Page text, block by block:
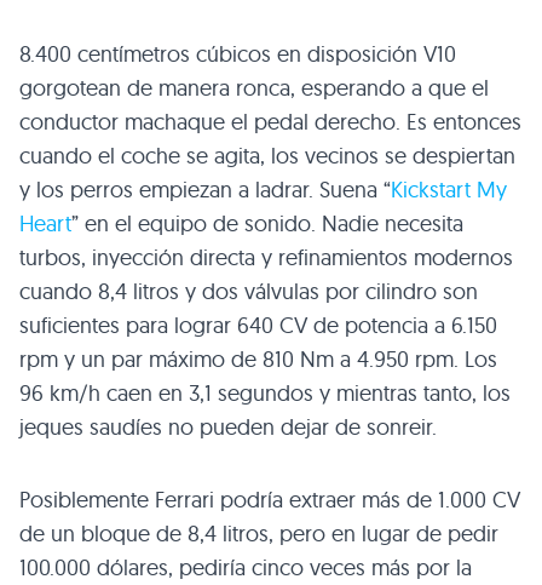
8.400 centímetros cúbicos en disposición V10
gorgotean de manera ronca, esperando a que el
conductor machaque el pedal derecho. Es entonces
cuando el coche se agita, los vecinos se despiertan
y los perros empiezan a ladrar. Suena “Kickstart My
Heart” en el equipo de sonido. Nadie necesita
turbos, inyección directa y refinamientos modernos
cuando 8,4 litros y dos válvulas por cilindro son
suficientes para lograr 640 CV de potencia a 6.150
rpm y un par máximo de 810 Nm a 4.950 rpm. Los
96 km/h caen en 3,1 segundos y mientras tanto, los
jeques saudíes no pueden dejar de sonreir.
Posiblemente Ferrari podría extraer más de 1.000 CV
de un bloque de 8,4 litros, pero en lugar de pedir
100.000 dólares, pediría cinco veces más por la